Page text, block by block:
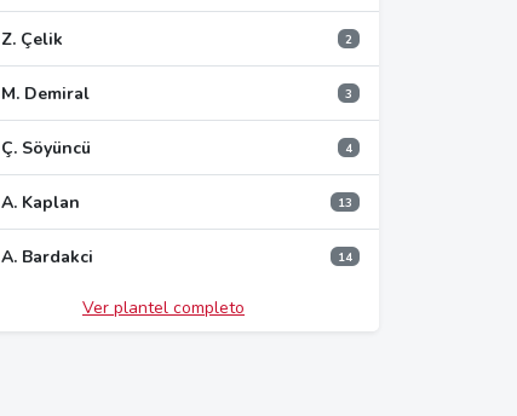
Z. Çelik 2
M. Demiral 3
Ç. Söyüncü 4
A. Kaplan 13
A. Bardakci 14
Ver plantel completo